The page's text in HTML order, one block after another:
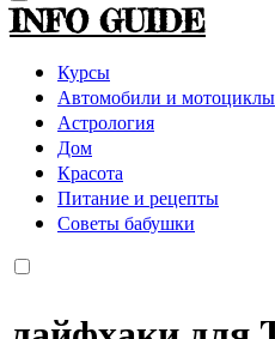
INFO GUIDE
Курсы
Автомобили и мотоциклы
Астрология
Дом
Красота
Питание и рецепты
Советы бабушки